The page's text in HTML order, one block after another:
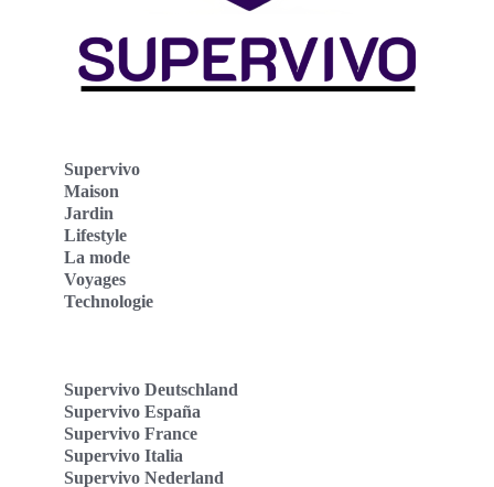
Supervivo
Maison
Jardin
Lifestyle
La mode
Voyages
Technologie
Supervivo Deutschland
Supervivo España
Supervivo France
Supervivo Italia
Supervivo Nederland